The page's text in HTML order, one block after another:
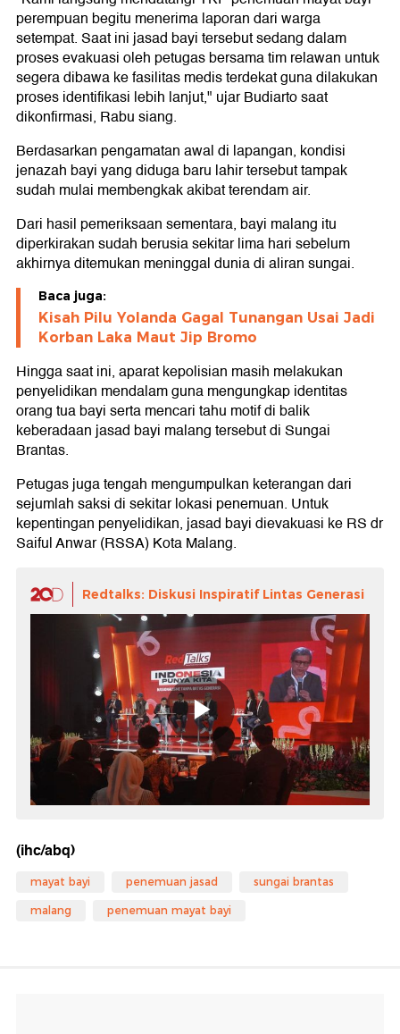
perempuan begitu menerima laporan dari warga
setempat. Saat ini jasad bayi tersebut sedang dalam
proses evakuasi oleh petugas bersama tim relawan untuk
segera dibawa ke fasilitas medis terdekat guna dilakukan
proses identifikasi lebih lanjut," ujar Budiarto saat
dikonfirmasi, Rabu siang.
Berdasarkan pengamatan awal di lapangan, kondisi
jenazah bayi yang diduga baru lahir tersebut tampak
sudah mulai membengkak akibat terendam air.
Dari hasil pemeriksaan sementara, bayi malang itu
diperkirakan sudah berusia sekitar lima hari sebelum
akhirnya ditemukan meninggal dunia di aliran sungai.
Baca juga:
Kisah Pilu Yolanda Gagal Tunangan Usai Jadi
Korban Laka Maut Jip Bromo
Hingga saat ini, aparat kepolisian masih melakukan
penyelidikan mendalam guna mengungkap identitas
orang tua bayi serta mencari tahu motif di balik
keberadaan jasad bayi malang tersebut di Sungai
Brantas.
Petugas juga tengah mengumpulkan keterangan dari
sejumlah saksi di sekitar lokasi penemuan. Untuk
kepentingan penyelidikan, jasad bayi dievakuasi ke RS dr
Saiful Anwar (RSSA) Kota Malang.
Redtalks: Diskusi Inspiratif Lintas Generasi
(ihc/abq)
mayat bayi penemuan jasad sungai brantas
malang penemuan mayat bayi